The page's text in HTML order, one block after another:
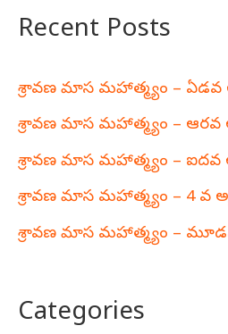
Recent Posts
శ్రావణ మాస మహాత్మ్యం – ఏడవ
శ్రావణ మాస మహాత్మ్యం – ఆరవ
శ్రావణ మాస మహాత్మ్యం – ఐదవ
శ్రావణ మాస మహాత్మ్యం – 4 వ
శ్రావణ మాస మహాత్మ్యం –
Categories